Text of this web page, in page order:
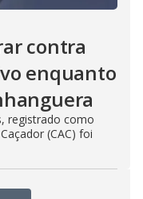
contra
enquanto
registrado como
(CAC) foi